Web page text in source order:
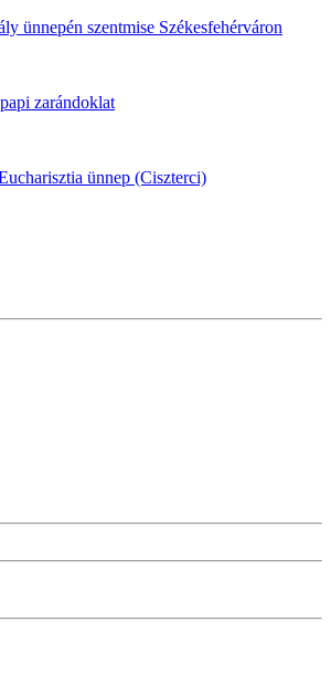
ünnepén szentmise Székesfehérváron
zarándoklat
ünnep (Ciszterci)